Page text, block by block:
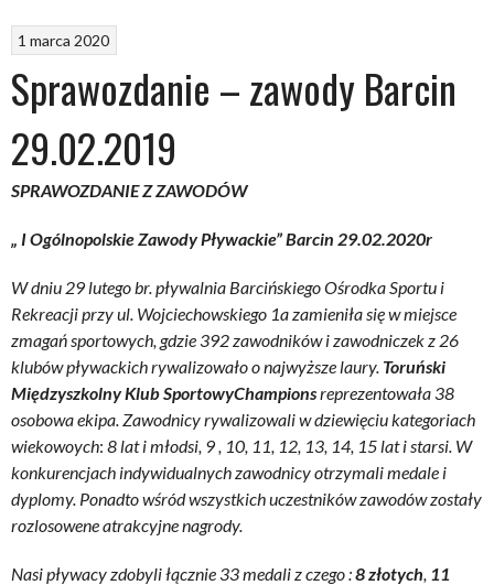
1 marca 2020
Sprawozdanie – zawody Barcin
29.02.2019
SPRAWOZDANIE Z ZAWODÓW
„ I Ogólnopolskie Zawody Pływackie” Barcin 29.02.2020r
W dniu 29 lutego br. pływalnia Barcińskiego Ośrodka Sportu i
Rekreacji przy ul. Wojciechowskiego 1a zamieniła się w miejsce
zmagań sportowych, gdzie 392 zawodników i zawodniczek z 26
klubów pływackich rywalizowało o najwyższe laury. Toruński
Międzyszkolny Klub SportowyChampionsreprezentowała 38
osobowa ekipa. Zawodnicy rywalizowali w dziewięciu kategoriach
wiekowoych: 8 lat i młodsi, 9 , 10, 11, 12, 13, 14, 15 lat i starsi. W
konkurencjach indywidualnych zawodnicy otrzymali medale i
dyplomy. Ponadto wśród wszystkich uczestników zawodów zostały
rozlosowene atrakcyjne nagrody.
Nasi pływacy zdobyli łącznie 33 medali z czego :8 złotych 11